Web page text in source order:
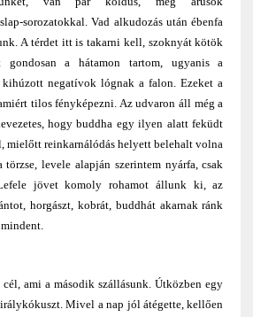
sorozatokkal. Vad alkudozás után ébenfa
A térdet itt is takarni kell, szoknyát kötök
gondosan a hátamon tartom, ugyanis a
kihúzott negatívok lógnak a falon. Ezeket a
tilos fényképezni. Az udvaron áll még a
hogy buddha egy ilyen alatt feküdt
mielőtt reinkarnálódás helyett belehalt volna
törzse, levele alapján szerintem nyárfa, csak
jövet komoly rohamot állunk ki, az
horgászt, kobrát, buddhát akarnak ránk
ami a második szállásunk. Útközben egy
Mivel a nap jól átégette, kellően